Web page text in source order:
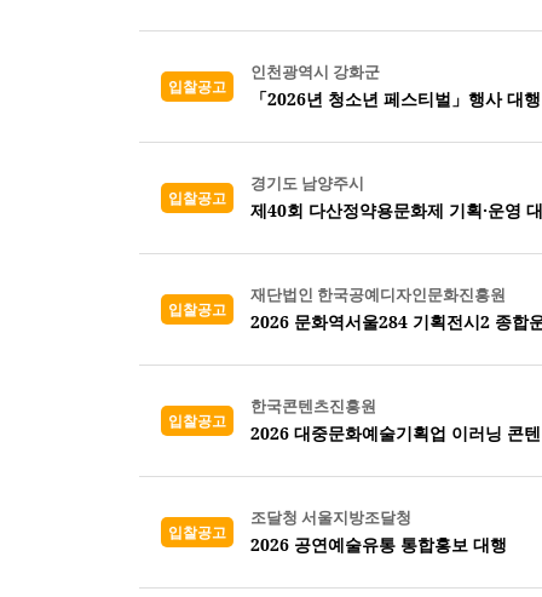
입찰공고
인천광역시 강화군
「2026년 청소년 페스티벌」행사 대
입찰공고
경기도 남양주시
제40회 다산정약용문화제 기획·운영
입찰공고
재단법인 한국공예디자인문화진흥원
2026 문화역서울284 기획전시2 종합
입찰공고
한국콘텐츠진흥원
2026 대중문화예술기획업 이러닝 콘
입찰공고
조달청 서울지방조달청
2026 공연예술유통 통합홍보 대행